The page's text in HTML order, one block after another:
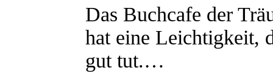
Das Buchcafe der
hat eine Leichtigkeit,
gut tut.…